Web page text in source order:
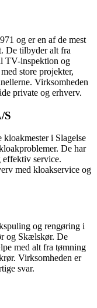
og er en af de mest
De tilbyder alt fra
TV-inspektion og
store projekter,
Virksomheden
private og erhverv.
S
i Slagelse
De har
effektiv service.
med kloakservice og
og rengøring i
og Skælskør. De
med alt fra tømning
Virksomheden er
svar.